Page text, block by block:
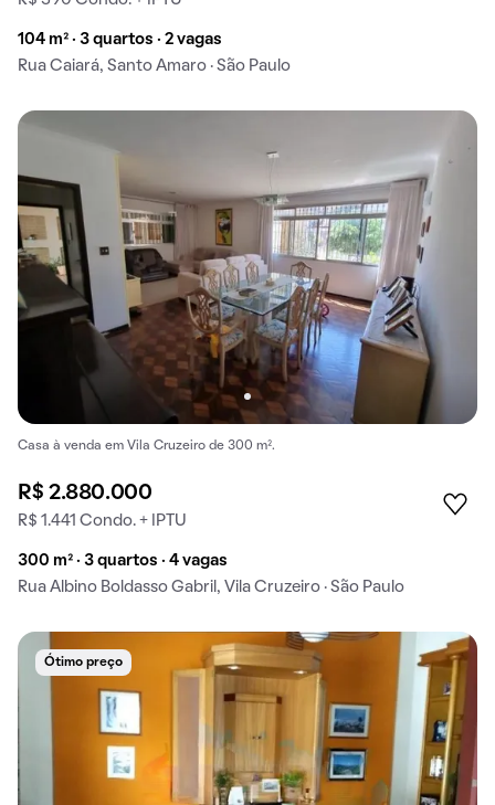
104 m² · 3 quartos · 2 vagas
Rua Caiará, Santo Amaro · São Paulo
Casa à venda em Vila Cruzeiro de 300 m².
R$ 2.880.000
R$ 1.441 Condo. + IPTU
300 m² · 3 quartos · 4 vagas
Rua Albino Boldasso Gabril, Vila Cruzeiro · São Paulo
Ótimo preço